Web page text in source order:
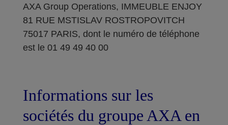
AXA Group Operations, IMMEUBLE ENJOY
81 RUE MSTISLAV ROSTROPOVITCH
75017 PARIS, dont le numéro de téléphone
est le 01 49 49 40 00
Informations sur les
sociétés du groupe AXA en